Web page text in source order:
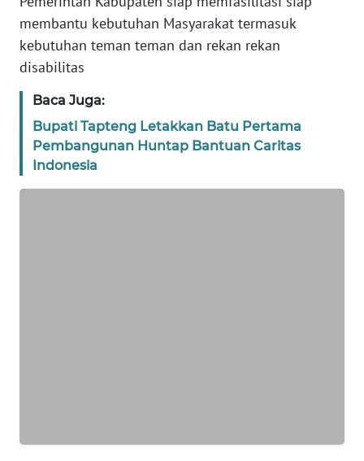
membantu kebutuhan Masyarakat termasuk
kebutuhan teman teman dan rekan rekan
disabilitas
Baca Juga:
Bupati Tapteng Letakkan Batu Pertama
Pembangunan Huntap Bantuan Caritas
Indonesia
WN
WN
JABAR
WN